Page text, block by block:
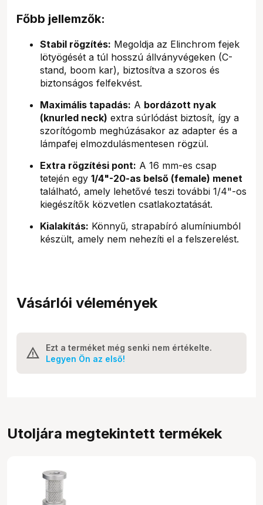
Főbb jellemzők:
Stabil rögzítés: Megoldja az Elinchrom fejek
lötyögését a túl hosszú állványvégeken (C-
stand, boom kar), biztosítva a szoros és
biztonságos felfekvést.
Maximális tapadás: A bordázott nyak
(knurled neck) extra súrlódást biztosít, így a
szorítógomb meghúzásakor az adapter és a
lámpafej elmozdulásmentesen rögzül.
Extra rögzítési pont: A 16 mm-es csap
tetején egy 1/4"-20-as belső (female) menet
található, amely lehetővé teszi további 1/4"-os
kiegészítők közvetlen csatlakoztatását.
Kialakítás: Könnyű, strapabíró alumíniumból
készült, amely nem nehezíti el a felszerelést.
Vásárlói vélemények
Ezt a terméket még senki nem értékelte.
Legyen Ön az első!
Utoljára megtekintett termékek